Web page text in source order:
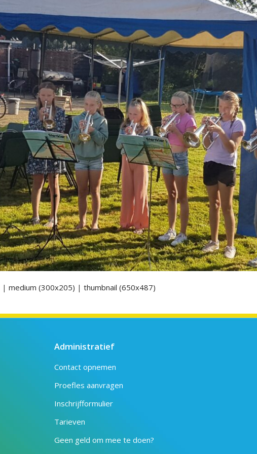
| medium (300x205) | thumbnail (650x487)
Administratief
Contact opnemen
Proefles aanvragen
Inschrijfformulier
Tarieven
Geen geld om mee te doen?